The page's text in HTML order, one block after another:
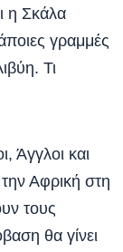
η Σκάλα
γραμμές
Τι
Άγγλοι και
Αφρική στη
τους
θα γίνει